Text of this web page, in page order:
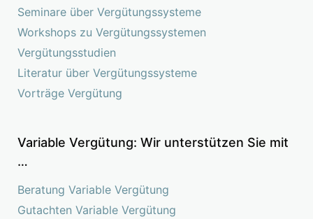
Seminare über Vergütungssysteme
Workshops zu Vergütungssystemen
Vergütungsstudien
Literatur über Vergütungssysteme
Vorträge Vergütung
Variable Vergütung: Wir unterstützen Sie mit
…
Beratung Variable Vergütung
Gutachten Variable Vergütung